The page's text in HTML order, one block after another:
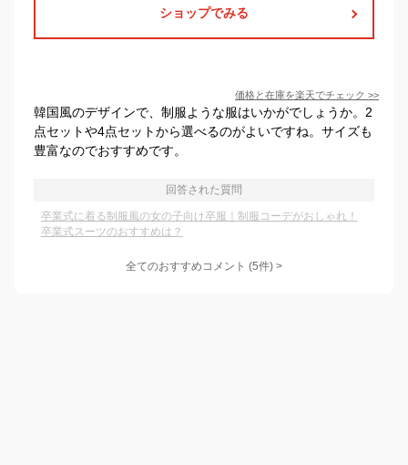
ショップでみる
価格と在庫を楽天でチェック >>
韓国風のデザインで、制服ような服はいかがでしょうか。2
点セットや4点セットから選べるのがよいですね。サイズも
豊富なのでおすすめです。
回答された質問
卒業式に着る制服風の女の子向け卒服｜制服コーデがおしゃれ！
卒業式スーツのおすすめは？
全てのおすすめコメント (5件) >